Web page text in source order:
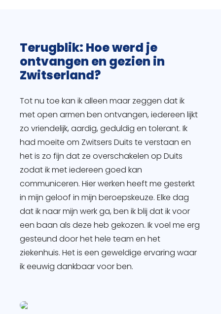
Terugblik: Hoe werd je
ontvangen en gezien in
Zwitserland?
Tot nu toe kan ik alleen maar zeggen dat ik
met open armen ben ontvangen, iedereen lijkt
zo vriendelijk, aardig, geduldig en tolerant. Ik
had moeite om Zwitsers Duits te verstaan en
het is zo fijn dat ze overschakelen op Duits
zodat ik met iedereen goed kan
communiceren. Hier werken heeft me gesterkt
in mijn geloof in mijn beroepskeuze. Elke dag
dat ik naar mijn werk ga, ben ik blij dat ik voor
een baan als deze heb gekozen. Ik voel me erg
gesteund door het hele team en het
ziekenhuis. Het is een geweldige ervaring waar
ik eeuwig dankbaar voor ben.